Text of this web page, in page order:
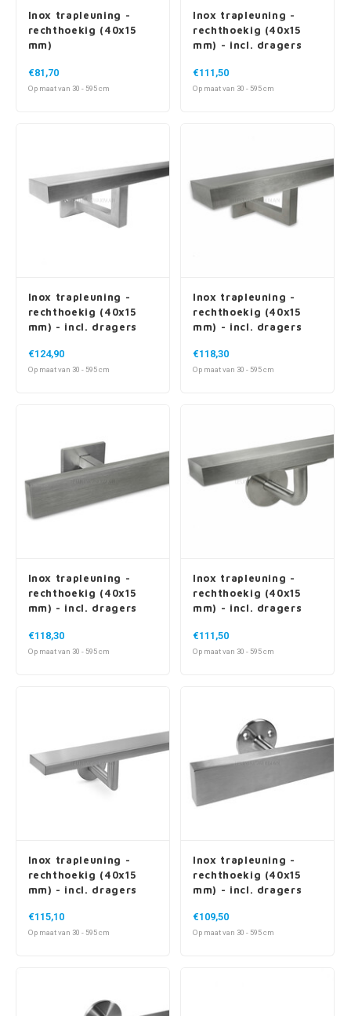
Inox trapleuning -
rechthoekig (40x15
mm)
€81,70
Op maat van 30 - 595 cm
Inox trapleuning -
rechthoekig (40x15
mm) - incl. dragers
€111,50
Op maat van 30 - 595 cm
Inox trapleuning -
rechthoekig (40x15
mm) - incl. dragers
€124,90
Op maat van 30 - 595 cm
Inox trapleuning -
rechthoekig (40x15
mm) - incl. dragers
€118,30
Op maat van 30 - 595 cm
Inox trapleuning -
rechthoekig (40x15
mm) - incl. dragers
€118,30
Op maat van 30 - 595 cm
Inox trapleuning -
rechthoekig (40x15
mm) - incl. dragers
€111,50
Op maat van 30 - 595 cm
Inox trapleuning -
rechthoekig (40x15
mm) - incl. dragers
€115,10
Op maat van 30 - 595 cm
Inox trapleuning -
rechthoekig (40x15
mm) - incl. dragers
€109,50
Op maat van 30 - 595 cm